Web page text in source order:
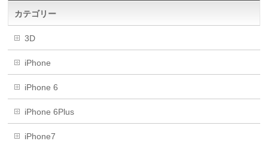
カテゴリー
3D
iPhone
iPhone 6
iPhone 6Plus
iPhone7